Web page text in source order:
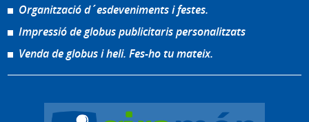
Organització d´esdeveniments i festes.
Impressió de globus publicitaris personalitzats
Venda de globus i heli. Fes-ho tu mateix.